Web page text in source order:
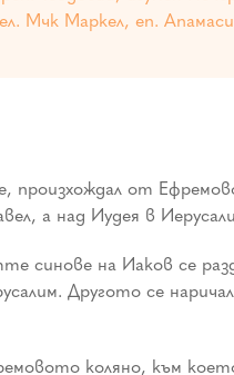
Мчк Маркел, еп.
от
а над Иудея в
синове на Иаков се
Другото се
коляно, към